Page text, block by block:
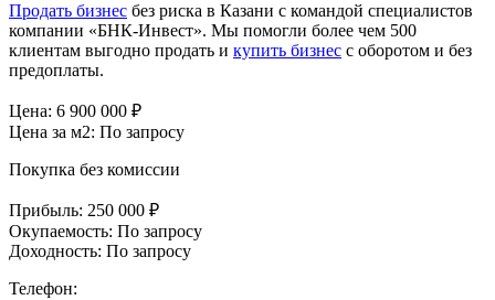
Продать бизнес без риска в Казани с командой специалистов
компании «БНК-Инвест». Мы помогли более чем 500
клиентам выгодно продать и купить бизнес с оборотом и без
предоплаты.
Цена: 6 900 000 ₽
Цена за м2: По запросу
Покупка без комиссии
Прибыль: 250 000 ₽
Окупаемость: По запросу
Доходность: По запросу
Телефон: